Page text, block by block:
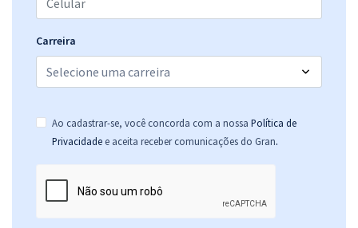
Carreira
Ao cadastrar-se, você concorda com a nossa Política de
Privacidade e aceita receber comunicações do Gran.